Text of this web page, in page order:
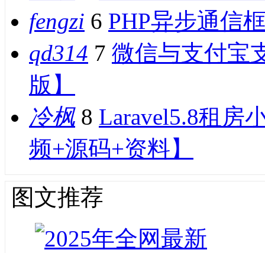
fengzi 6 PHP异步通信
qd314 7 微信与支付宝
版】
冷枫 8 Laravel5.8租房
频+源码+资料】
图文推荐